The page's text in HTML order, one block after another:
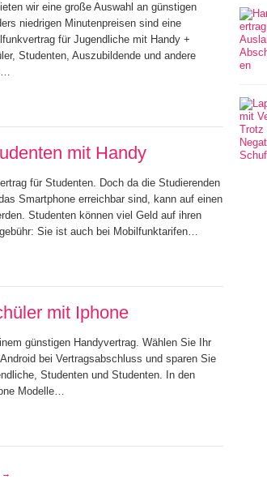
wir eine große Auswahl an günstigen
niedrigen Minutenpreisen sind eine
für Jugendliche mit Handy +
Studenten, Auszubildende und andere
mit Handy
für Studenten. Doch da die Studierenden
Smartphone erreichbar sind, kann auf einen
Studenten können viel Geld auf ihren
Sie ist auch bei Mobilfunktarifen…
mit Iphone
günstigen Handyvertrag. Wählen Sie Ihr
bei Vertragsabschluss und sparen Sie
Studenten und Studenten. In den
Modelle…
→